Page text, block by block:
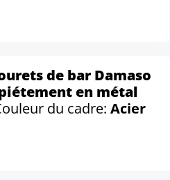
de bar Damaso
en métal
du cadre: Acier